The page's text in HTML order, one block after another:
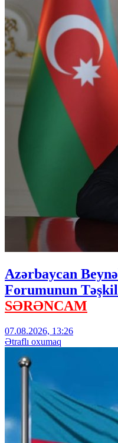
Azərbaycan
Forumunun
SƏRƏNCAM
07.08.2026, 13:26
Ətraflı oxumaq